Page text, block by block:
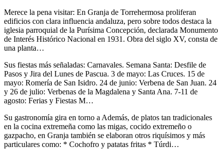
Merece la pena visitar: En Granja de Torrehermosa proliferan
edificios con clara influencia andaluza, pero sobre todos destaca la
iglesia parroquial de la Purísima Concepción, declarada Monumento
de Interés Histórico Nacional en 1931. Obra del siglo XV, consta de
una planta…
Sus fiestas más señaladas: Carnavales. Semana Santa: Desfile de
Pasos y Jira del Lunes de Pascua. 3 de mayo: Las Cruces. 15 de
mayo: Romería de San Isidro. 24 de junio: Verbena de San Juan. 24
y 26 de julio: Verbenas de la Magdalena y Santa Ana. 7-11 de
agosto: Ferias y Fiestas M…
Su gastronomía gira en torno a Además, de platos tan tradicionales
en la cocina extremeña como las migas, cocido extremeño o
gazpacho, en Granja también se elaboran otros riquísimos y más
particulares como: * Cochofro y patatas fritas * Túrdi…